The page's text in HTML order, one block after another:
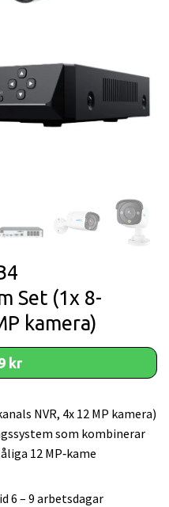
Set (1x 8-
kamera)
kr
NVR, 4x 12 MP kamera)
som kombinerar
12 MP‑kame
6 – 9 arbetsdagar